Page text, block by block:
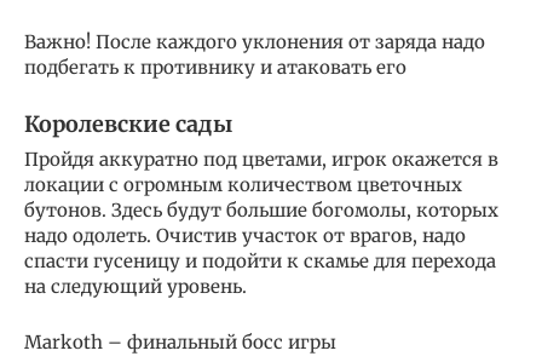
Важно! После каждого уклонения от заряда надо
подбегать к противнику и атаковать его
Королевские сады
Пройдя аккуратно под цветами, игрок окажется в
локации с огромным количеством цветочных
бутонов. Здесь будут большие богомолы, которых
надо одолеть. Очистив участок от врагов, надо
спасти гусеницу и подойти к скамье для перехода
на следующий уровень.
Markoth – финальный босс игры